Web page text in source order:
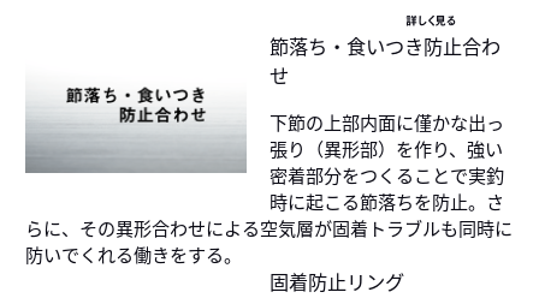
詳しく見る
節落ち・食いつき防止合わ
せ
下節の上部内面に僅かな出っ
張り（異形部）を作り、強い
密着部分をつくることで実釣
時に起こる節落ちを防止。さ
らに、その異形合わせによる空気層が固着トラブルも同時に
防いでくれる働きをする。
固着防止リング